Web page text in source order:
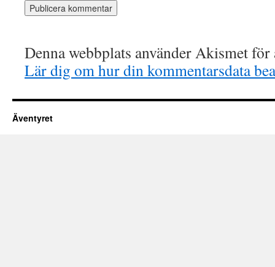
Denna webbplats använder Akismet
Lär dig om hur din kommentarsdata
Äventyret